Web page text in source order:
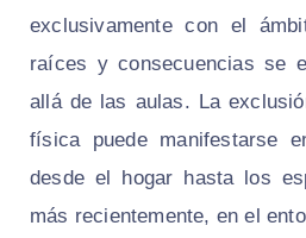
exclusivamente con el
raíces y consecuencias se
allá de las aulas. La
física puede manifestarse
desde el hogar hasta los
más recientemente, en el